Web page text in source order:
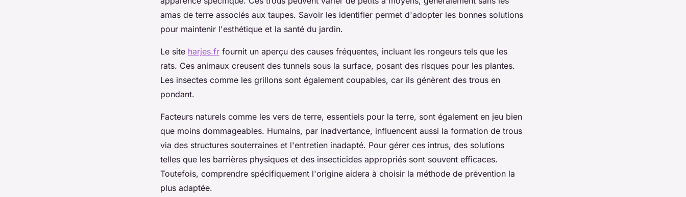
amas de terre associés aux taupes. Savoir les identifier permet d'adopter les bonnes solutions
pour maintenir l'esthétique et la santé du jardin.
Le site harjes.fr fournit un aperçu des causes fréquentes, incluant les rongeurs tels que les
rats. Ces animaux creusent des tunnels sous la surface, posant des risques pour les plantes.
Les insectes comme les grillons sont également coupables, car ils génèrent des trous en
pondant.
Facteurs naturels comme les vers de terre, essentiels pour la terre, sont également en jeu bien
que moins dommageables. Humains, par inadvertance, influencent aussi la formation de trous
via des structures souterraines et l'entretien inadapté. Pour gérer ces intrus, des solutions
telles que les barrières physiques et des insecticides appropriés sont souvent efficaces.
Toutefois, comprendre spécifiquement l'origine aidera à choisir la méthode de prévention la
plus adaptée.